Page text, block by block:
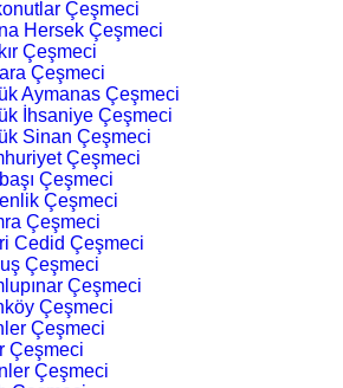
Çeşmeci
Hersek Çeşmeci
Çeşmeci
Çeşmeci
Aymanas Çeşmeci
İhsaniye Çeşmeci
Sinan Çeşmeci
Çeşmeci
Çeşmeci
Çeşmeci
Çeşmeci
Cedid Çeşmeci
Çeşmeci
Çeşmeci
Çeşmeci
Çeşmeci
Çeşmeci
Çeşmeci